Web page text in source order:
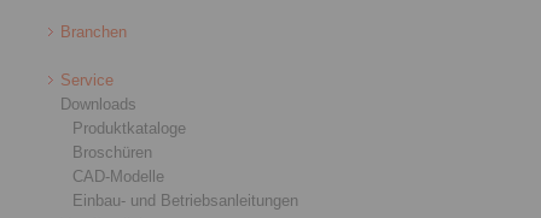
Branchen
Service
Downloads
Produktkataloge
Broschüren
CAD-Modelle
Einbau- und Betriebsanleitungen